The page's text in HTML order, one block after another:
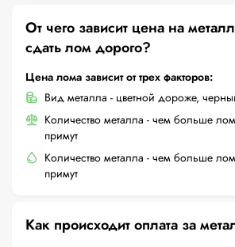
От чего зависит цена на
сдать лом дорого?
Цена лома зависит от трех факторов:
Вид металла - цветной дороже,
Количество металла - чем больше
примут
Количество металла - чем больше
примут
Как происходит оплата за